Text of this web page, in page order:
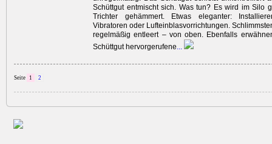
Schüttgut entmischt sich. Was tun? Es wird im Silo
Trichter gehämmert. Etwas eleganter:
Vibratoren oder Lufteinblasvorrichtungen.
regelmäßig entleert – von oben. Ebenfalls
Schüttgut hervorgerufene...
Seite 1 2